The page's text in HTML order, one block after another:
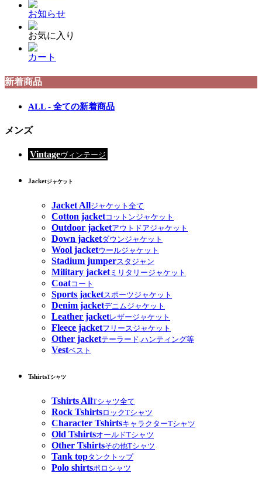
お知らせ
お気に入り
カート
新着商品
ALL - 全ての新着商品
メンズ
Vintageヴィンテージ
Jacketジャケット
Jacket Allジャケット全て
Cotton jacketコットンジャケット
Outdoor jacketアウトドアジャケット
Down jacketダウンジャケット
Wool jacketウールジャケット
Stadium jumperスタジャン
Military jacketミリタリージャケット
Coatコート
Sports jacketスポーツジャケット
Denim jacketデニムジャケット
Leather jacketレザージャケット
Fleece jacketフリースジャケット
Other jacketテーラード,ハンティング等
Vestベスト
TshirtsTシャツ
Tshirts AllTシャツ全て
Rock TshirtsロックTシャツ
Character TshirtsキャラクターTシャツ
Old TshirtsオールドTシャツ
Other Tshirtsその他Tシャツ
Tank topタンクトップ
Polo shirtsポロシャツ